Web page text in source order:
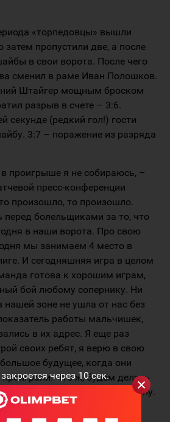
через10сек.
«торпедовцы» вышли
затем пропустили две, а после
в свои ворота. После чего
сменил в раме Иван Полошков.
Штайгер мощным броском
разрыв в счете – 3:6.
секунде (редкий гол!) гости
3:7 – поражение из разряда
проигрыше я не собираюсь, –
пресс-конференции
произошло, то произошло.
перед болельщиками за то, что
в наши ворота. Про свою
мы занимаем 4 место в
И сегодняшняя игра в целом
готова к хорошим играм,
бой любому сопернику. Ни
зоне не ушла от нас без
работы мальчишек,
в их адрес. Я еще раз
своих ребят, я верю в свою
будущее, когда они
Что ж, будем делать
лучшую, а не в худшую сторону.
чемпионат. Усть-